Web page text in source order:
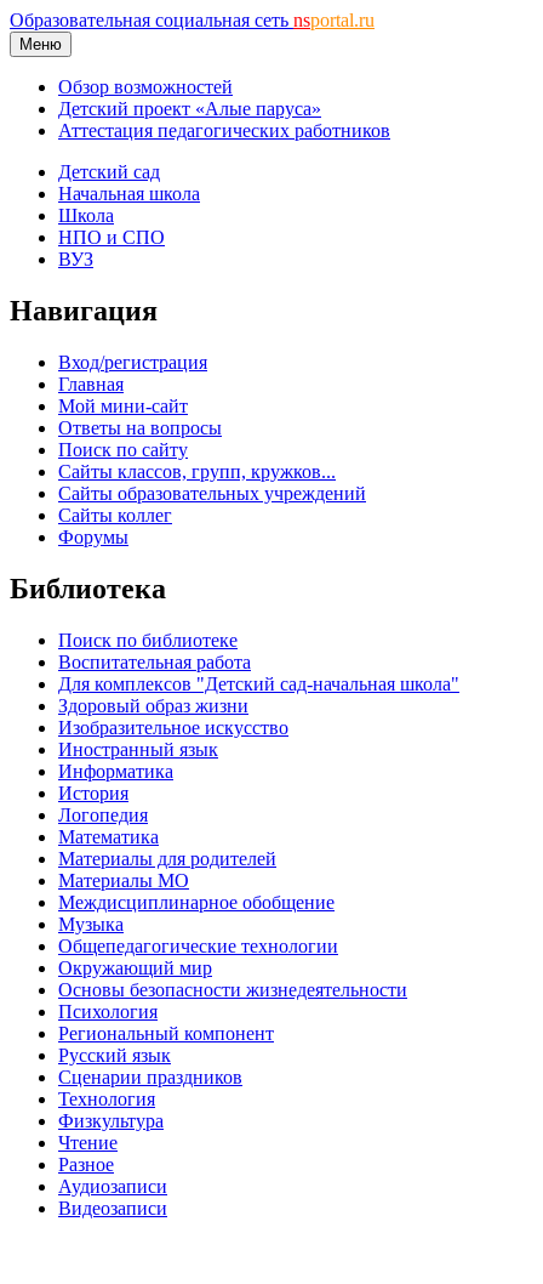
Образовательная социальная сеть nsportal.ru
Меню
Обзор возможностей
Детский проект «Алые паруса»
Аттестация педагогических работников
Детский сад
Начальная школа
Школа
НПО и СПО
ВУЗ
Навигация
Вход/регистрация
Главная
Мой мини-сайт
Ответы на вопросы
Поиск по сайту
Сайты классов, групп, кружков...
Сайты образовательных учреждений
Сайты коллег
Форумы
Библиотека
Поиск по библиотеке
Воспитательная работа
Для комплексов "Детский сад-начальная школа"
Здоровый образ жизни
Изобразительное искусство
Иностранный язык
Информатика
История
Логопедия
Математика
Материалы для родителей
Материалы МО
Междисциплинарное обобщение
Музыка
Общепедагогические технологии
Окружающий мир
Основы безопасности жизнедеятельности
Психология
Региональный компонент
Русский язык
Сценарии праздников
Технология
Физкультура
Чтение
Разное
Аудиозаписи
Видеозаписи